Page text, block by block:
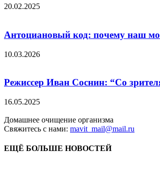
20.02.2025
Антоциановый код: почему наш
10.03.2026
Режиссер Иван Соснин: “Со
16.05.2025
Домашнее очищение организма
Свяжитесь с нами: mavit_mail@mail.ru
ЕЩЁ БОЛЬШЕ НОВОСТЕЙ